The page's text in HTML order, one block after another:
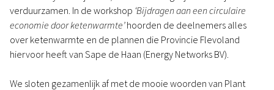
verduurzamen. In de workshop ‘Bijdragen aan een circulaire
economie door ketenwarmte’hoorden de deelnemers alles
over ketenwarmte en de plannen die Provincie Flevoland
hiervoor heeft van Sape de Haan (Energy Networks BV).
We sloten gezamenlijk af met de mooie woorden van Plant